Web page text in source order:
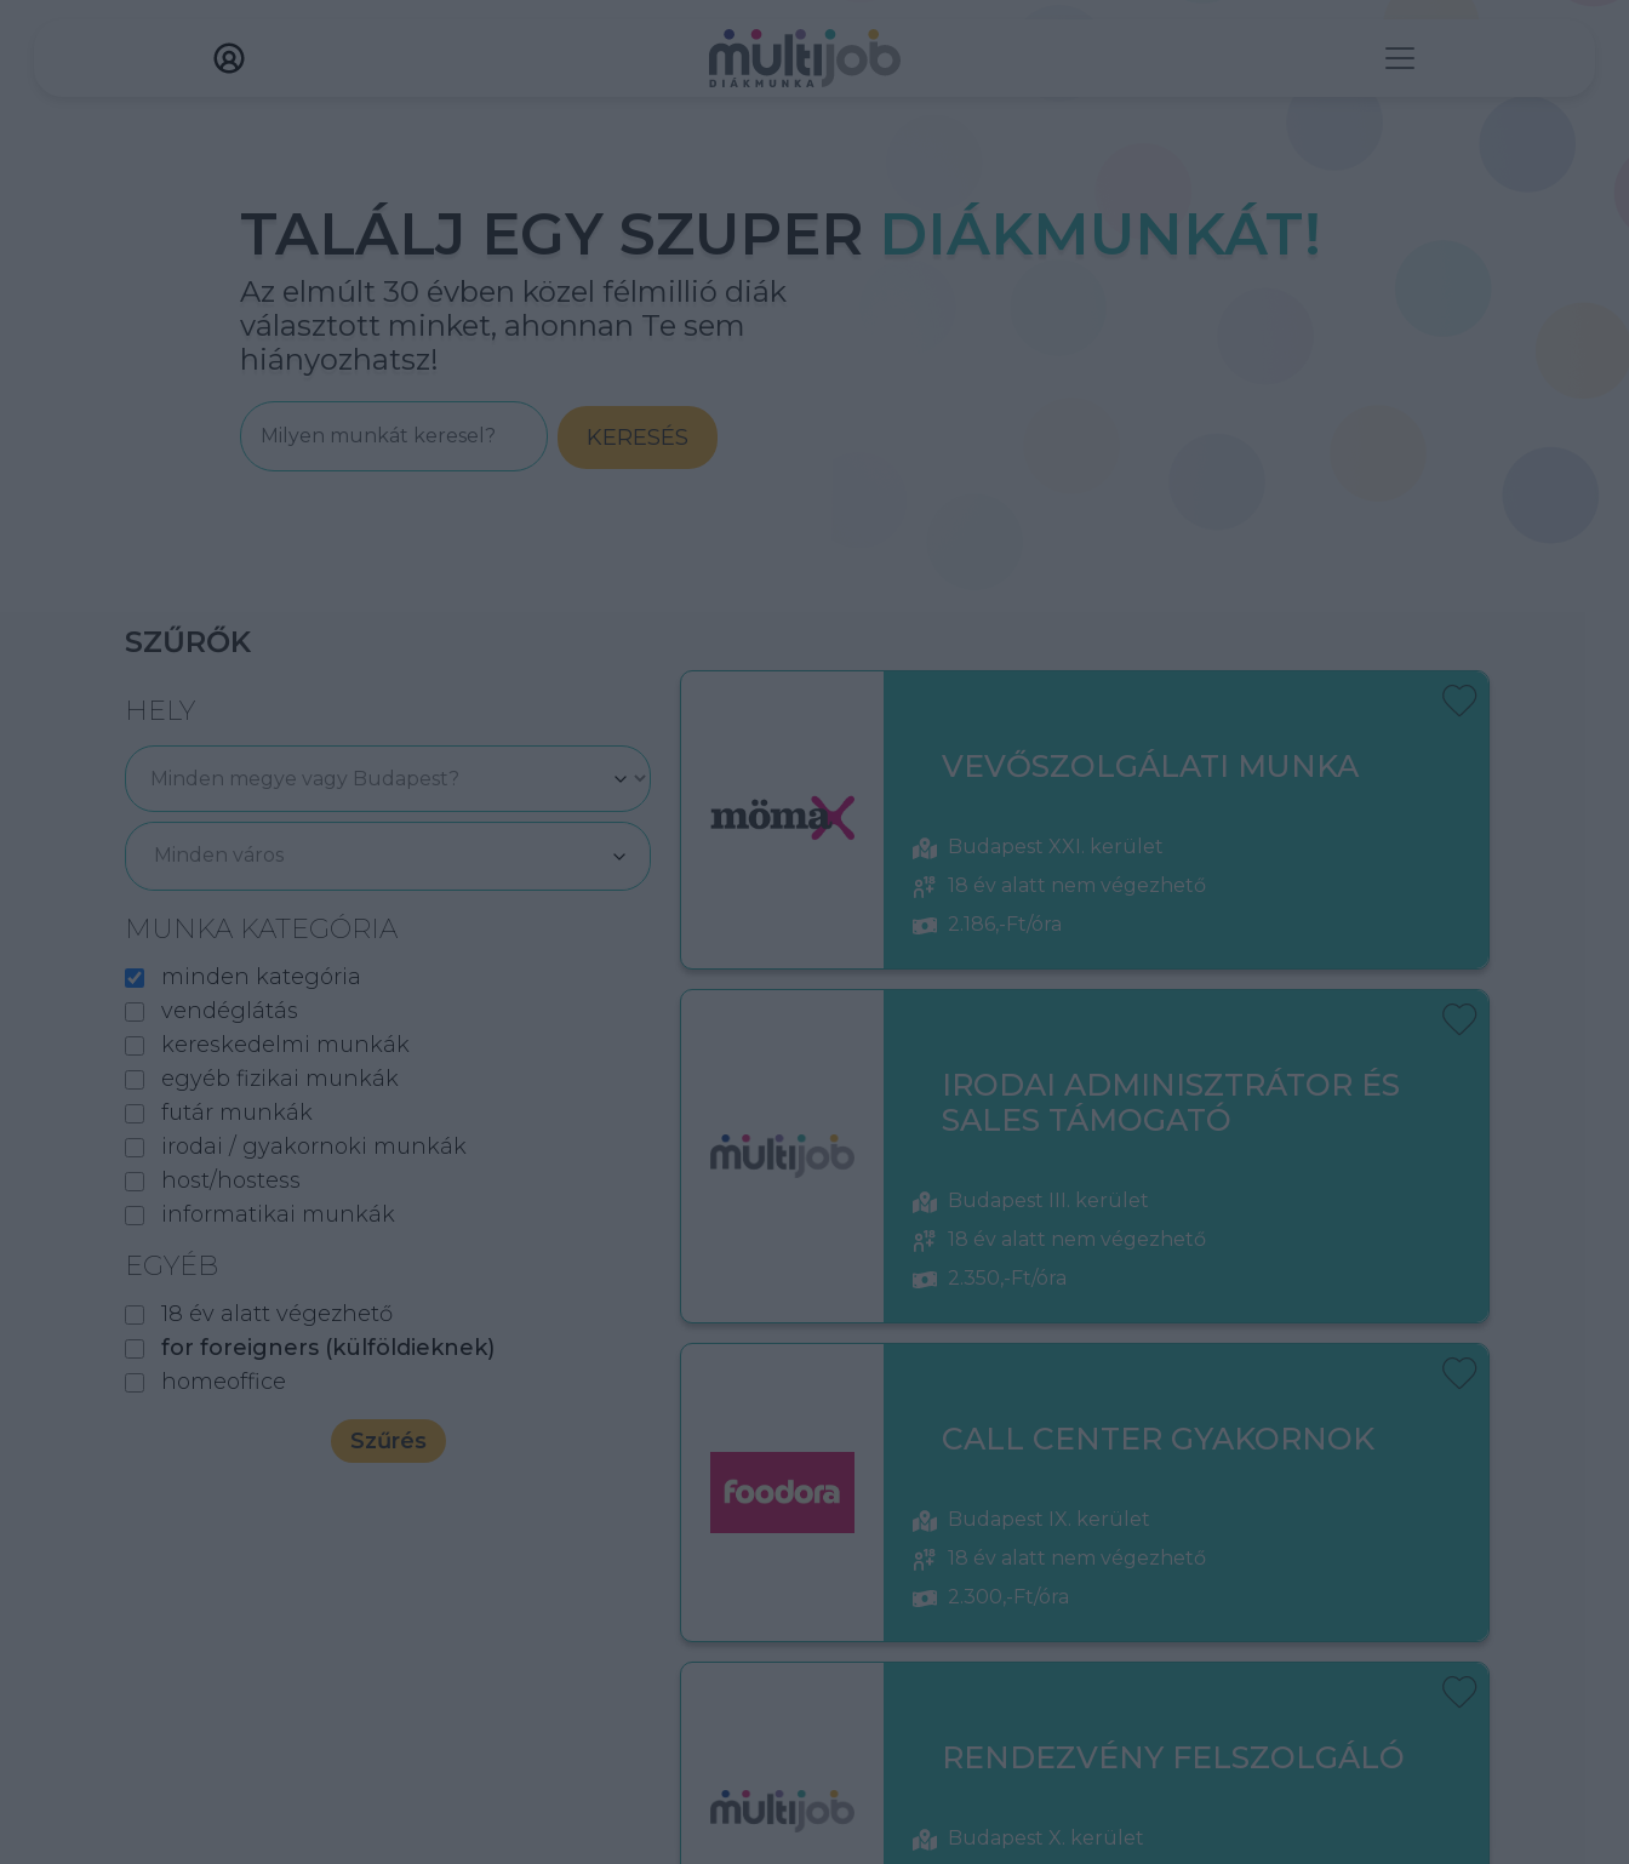
TALÁLJ EGY SZUPER DIÁKMUNKÁT!
Az elmúlt 30 évben közel félmillió diák
választott minket, ahonnan Te sem
hiányozhatsz!
KERESÉS
VEVŐSZOLGÁLATI MUNKA
Budapest XXI. kerület
18 év alatt nem végezhető
2.186,-Ft/óra
IRODAI ADMINISZTRÁTOR ÉS
SALES TÁMOGATÓ
Budapest III. kerület
18 év alatt nem végezhető
2.350,-Ft/óra
CALL CENTER GYAKORNOK
Budapest IX. kerület
18 év alatt nem végezhető
2.300,-Ft/óra
RENDEZVÉNY FELSZOLGÁLÓ
Budapest X. kerület
SZŰRŐK
HELY
Minden város
MUNKA KATEGÓRIA
minden kategória
vendéglátás
kereskedelmi munkák
egyéb fizikai munkák
futár munkák
irodai / gyakornoki munkák
host/hostess
informatikai munkák
EGYÉB
18 év alatt végezhető
for foreigners (külföldieknek)
homeoffice
Szűrés